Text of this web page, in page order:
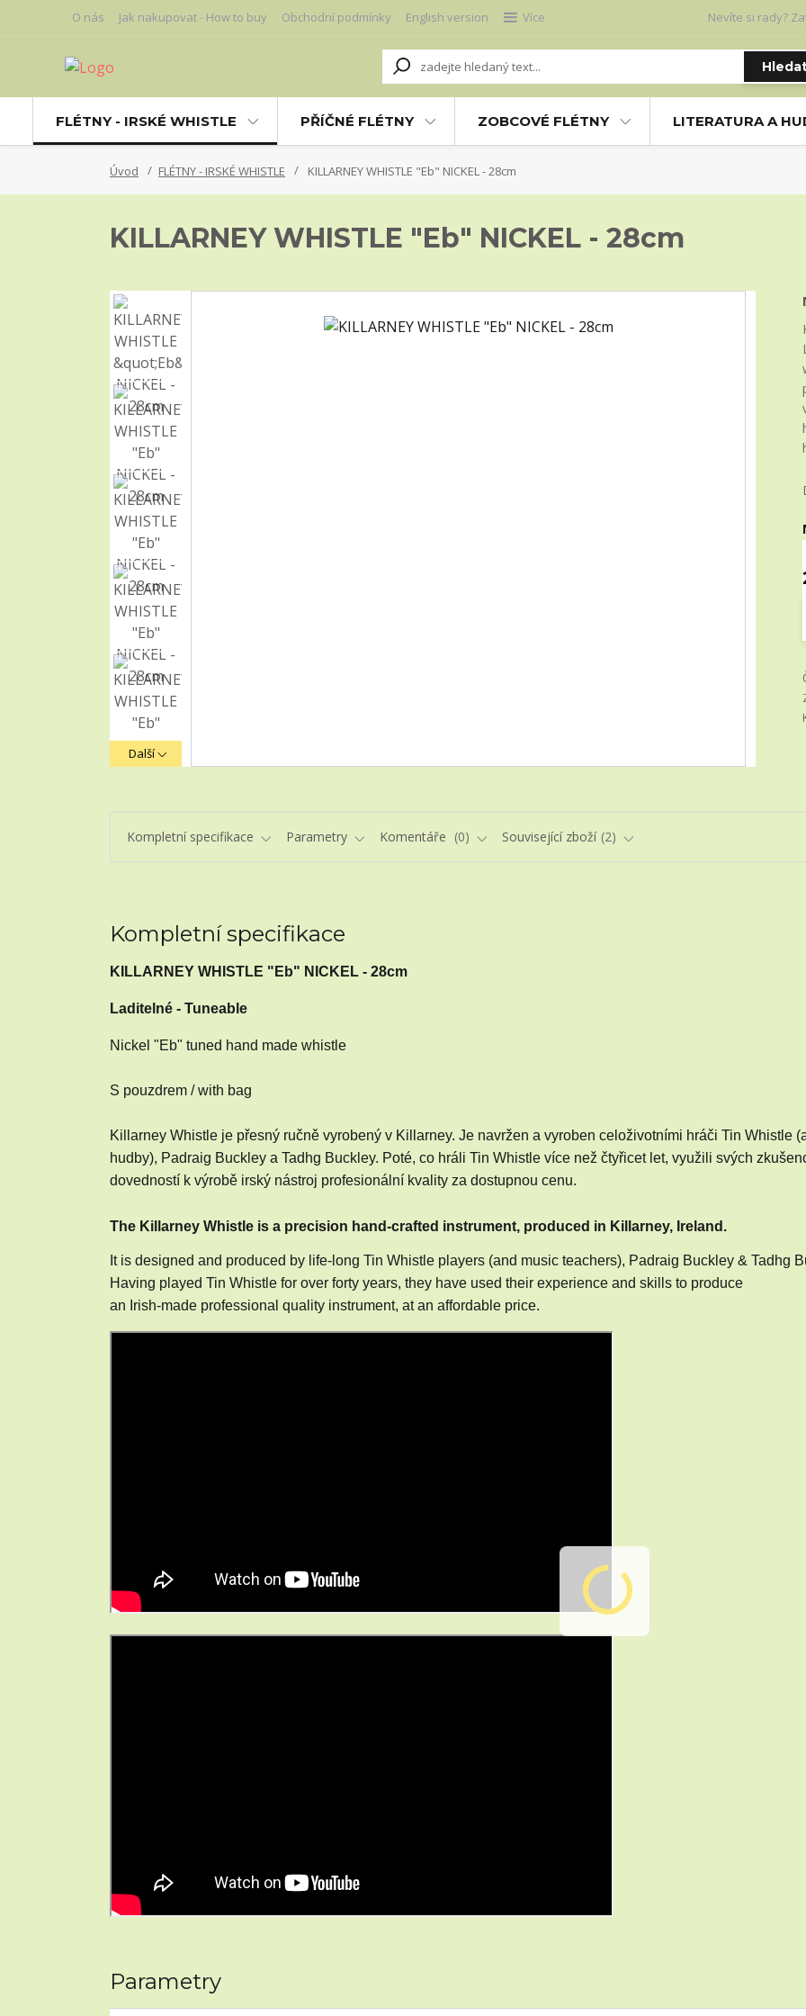
O nás Jak nakupovat - How to buy Obchodní podmínky English version Více Nevíte si rady?
FLÉTNY - IRSKÉ WHISTLE PŘÍČNÉ FLÉTNY ZOBCOVÉ FLÉTNY LITERATURA A
Úvod FLÉTNY - IRSKÉ WHISTLE KILLARNEY WHISTLE "Eb" NICKEL - 28cm
KILLARNEY WHISTLE "Eb" NICKEL - 28cm
Další
Kompletní specifikace Parametry Komentáře 0 Související zboží 2
Kompletní specifikace
KILLARNEY WHISTLE "Eb" NICKEL - 28cm
Laditelné - Tuneable
Nickel "Eb" tuned hand made whistle
S pouzdrem / with bag
Killarney Whistle je přesný ručně vyrobený v Killarney. Je navržen a vyroben celoživotními hráči Tin Whistle
hudby), Padraig Buckley a Tadhg Buckley. Poté, co hráli Tin Whistle více než čtyřicet let, využili svých
dovedností k výrobě irský nástroj profesionální kvality za dostupnou cenu.
The Killarney Whistle is a precision hand-crafted instrument, produced in Killarney, Ireland.
It is designed and produced by life-long Tin Whistle players (and music teachers), Padraig Buckley & Tadhg
Having played Tin Whistle for over forty years, they have used their experience and skills to produce
an Irish-made professional quality instrument, at an affordable price.
Parametry